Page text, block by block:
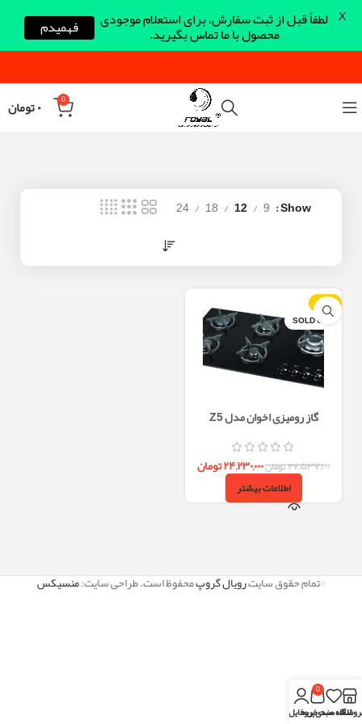
0 ۰تومان
Show
9
12
18
24
-12%
SOLD OUT
گاز رومیزی اخوان مدل Z5
۲۷,۵۳۷,۱۰۰تومان۲۴,۲۳۰,۰۰۰تومان
اطلاعات بیشتر
©تمام حقوق سایترویال گروپمحفوظ است. طراحی سایت:منسیکس
لطفاً قبل از ثبت سفارش، برای استعلام موجودی
محصول با ما تماس بگیرید. فهمیدم X
علاقه مندی
0
سبد خریدپروفایل